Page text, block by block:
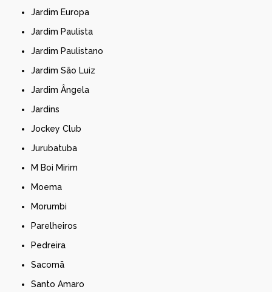
Jardim Europa
Jardim Paulista
Jardim Paulistano
Jardim São Luiz
Jardim Ângela
Jardins
Jockey Club
Jurubatuba
M Boi Mirim
Moema
Morumbi
Parelheiros
Pedreira
Sacomã
Santo Amaro